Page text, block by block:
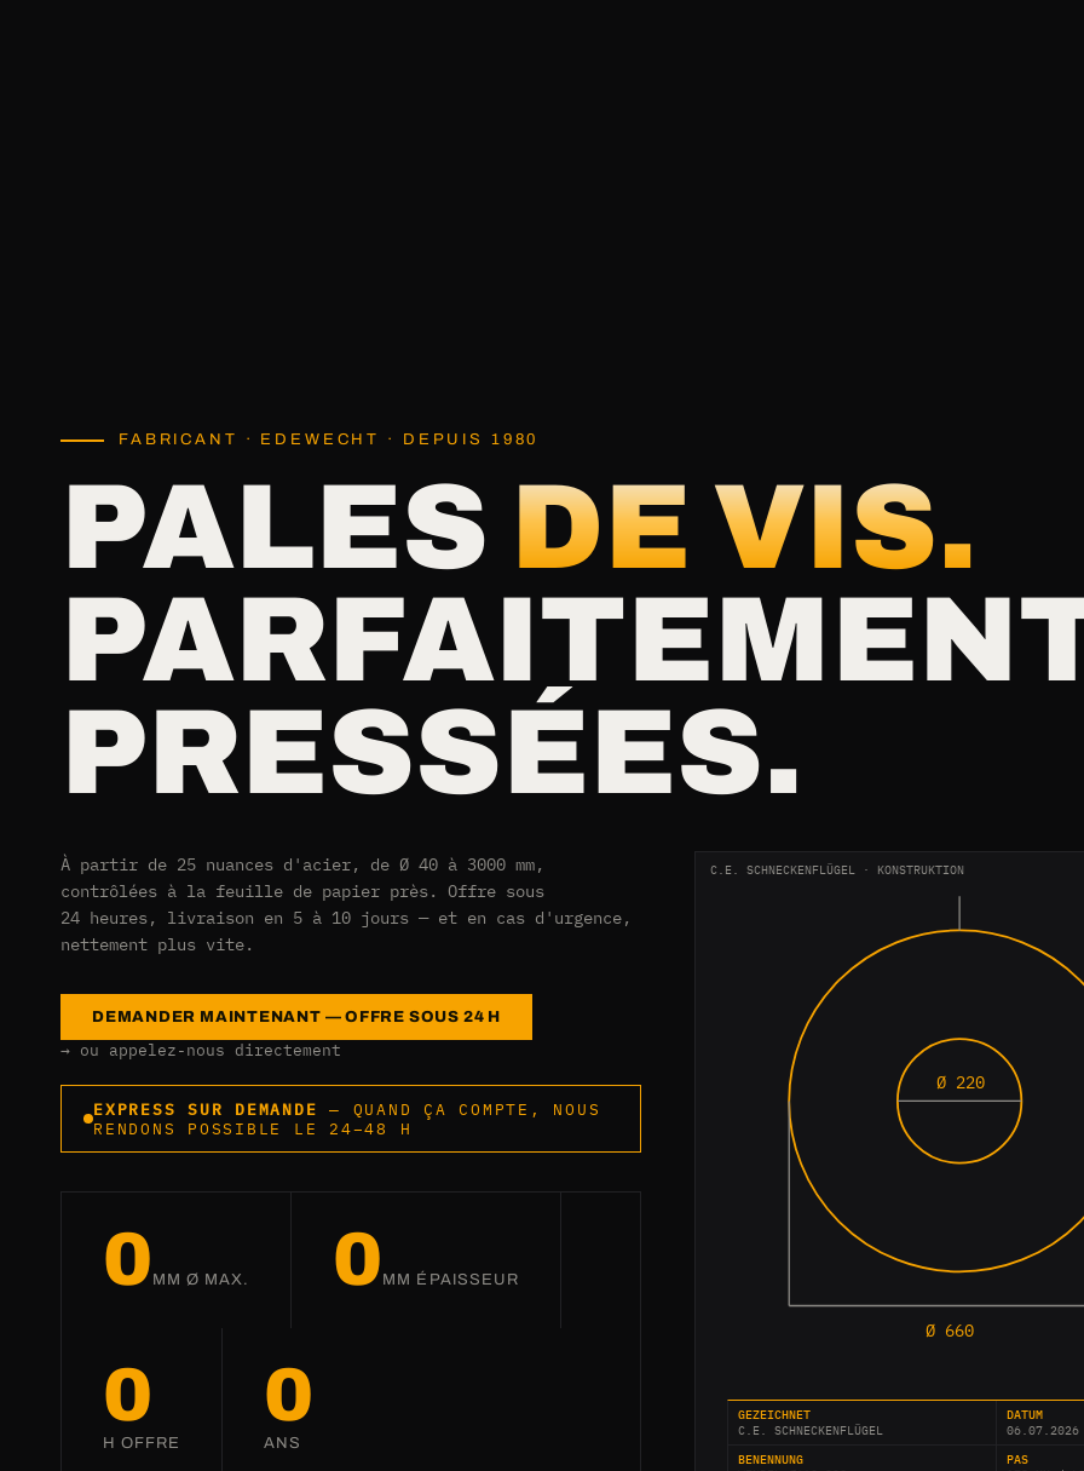
FABRICANT · EDEWECHT · DEPUIS 1980
PALES DE VIS.
PRESSÉES.
À partir de 25 nuances d'acier, de Ø 40 à 3000 mm,
contrôlées à la feuille de papier près. Offre sous
24 heures, livraison en 5 à 10 jours — et en cas d'urgence,
nettement plus vite.
DEMANDER MAINTENANT — OFFRE SOUS 24 H
→ ou appelez-nous directement
EXPRESS SUR DEMANDE — QUAND ÇA COMPTE, NOUS
RENDONS POSSIBLE LE 24–48 H
0 MM Ø MAX. 0 MM ÉPAISSEUR
0
H OFFRE
0
ANS
C.E. SCHNECKENFLÜGEL · KONSTRUKTION
Ø 660
Ø 220
GEZEICHNET
C.E. SCHNECKENFLÜGEL
DATUM
06.07.2026
BENENNUNG
PAS